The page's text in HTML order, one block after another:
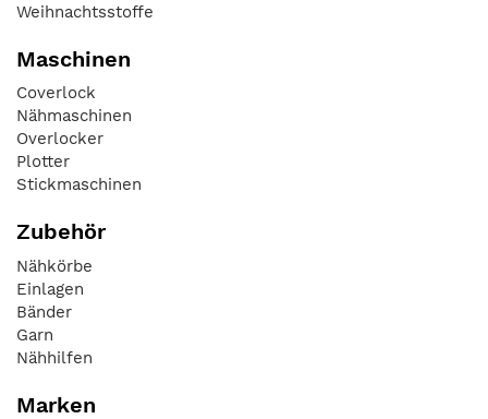
Weihnachtsstoffe
Maschinen
Coverlock
Nähmaschinen
Overlocker
Plotter
Stickmaschinen
Zubehör
Nähkörbe
Einlagen
Bänder
Garn
Nähhilfen
Marken